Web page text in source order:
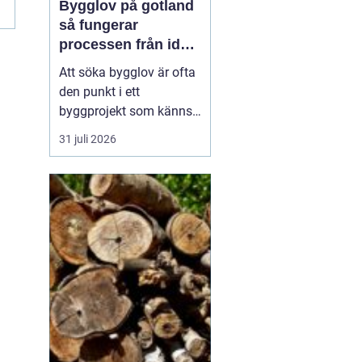
Bygglov på gotland
så fungerar
processen från idé
till godkänt beslut
Att söka bygglov är ofta
den punkt i ett
byggprojekt som känns
mest osäker. Frågorna
hopar sig: vilka
länge tar det, vad säger
detaljplanen och hur
påverkas tidsplanen? På
Gotland tillkommer
dessutom särskilda
hänsyn, som kultur...
31 juli 2026